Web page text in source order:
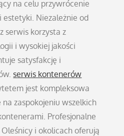
na celu przywrócenie
estetyki. Niezależnie od
serwis korzysta z
i wysokiej jakości
satysfakcję i
serwis kontenerów
jest kompleksowa
na zaspokojeniu wszelkich
Profesjonalne
i okolicach oferują